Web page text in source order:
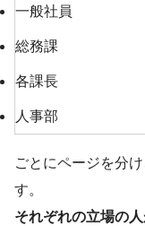
一般社員
総務課
各課長
人事部
ごとにページを分
す。
それぞれの立場の